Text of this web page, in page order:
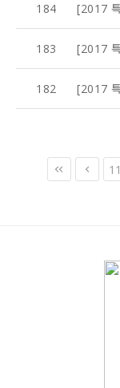
184
183
182
11